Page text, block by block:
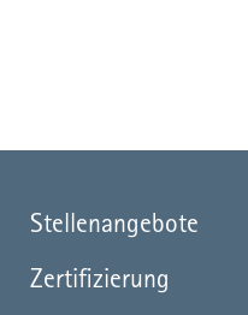
Stellenangebote
Zertifizierung